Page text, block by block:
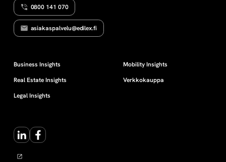
o
t
o
n
j
0800 141 070
asiakaspalvelu@edilex.fi
Business Insights
Real Estate Insights
Legal Insights
Mobility Insights
Verkkokauppa
LinkedInFacebook